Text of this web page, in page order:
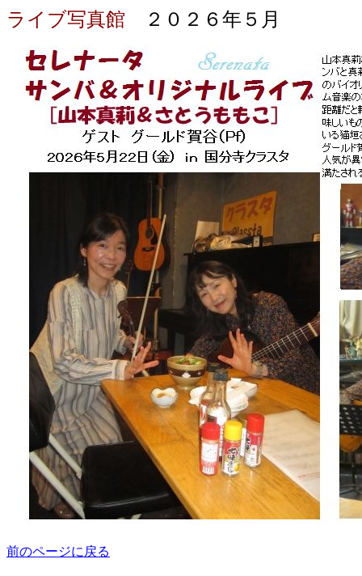
ライブ写真館 ２０２６年５月
前のページに戻る